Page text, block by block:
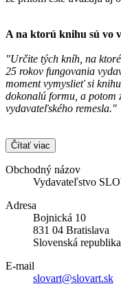
A na ktorú knihu sú vo
"Určite tých kníh, na
25 rokov fungovania
moment vymyslieť si
dokonalú formu, a potom
vydavateľského remesla."
Čítať viac
Obchodný názov
Vydavateľstvo
Adresa
Bojnická 10
831 04 Bratislava
Slovenská republika
E-mail
slovart@slovart.sk